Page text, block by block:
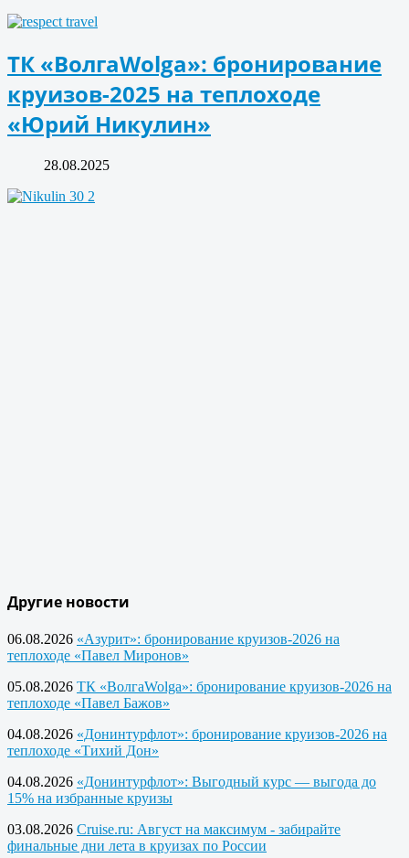
ТК «ВолгаWolga»: бронирование
круизов-2025 на теплоходе
«Юрий Никулин»
28.08.2025
Другие новости
06.08.2026 «Азурит»: бронирование круизов-2026 на
теплоходе «Павел Миронов»
05.08.2026 ТК «ВолгаWolga»: бронирование круизов-2026 на
теплоходе «Павел Бажов»
04.08.2026 «Донинтурфлот»: бронирование круизов-2026 на
теплоходе «Тихий Дон»
04.08.2026 «Донинтурфлот»: Выгодный курс — выгода до
15% на избранные круизы
03.08.2026 Cruise.ru: Август на максимум - забирайте
финальные дни лета в круизах по России